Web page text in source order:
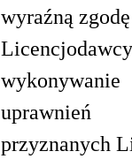
wyraźną zgodę
wykonywanie
uprawnień
przyznanych